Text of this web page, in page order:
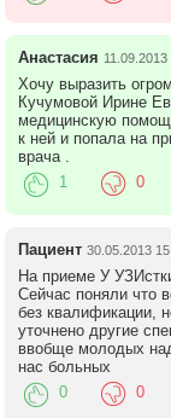
Анастасия 11.09.2013
Хочу выразить
Кучумовой Ирине
медицинскую
к ней и попала на
врача .
1 0
Пациент 30.05.2013
На приеме У
Сейчас поняли что
без квалификации,
уточнено другие
ввобще молодых
нас больных
0 0